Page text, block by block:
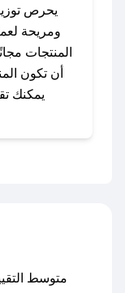
للحصول
مع صحصح،
كوبونات خصم حصرية من توزيعات نون!
يحرص
ومريحة
أن تكون
يمكنك
متوسط التقييم: 5.0 من 5 نجوم بواسطة